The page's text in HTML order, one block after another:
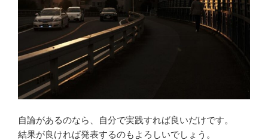
自論があるのなら、自分で実践すれば良いだけです。
結果が良ければ発表するのもよろしいでしょう。